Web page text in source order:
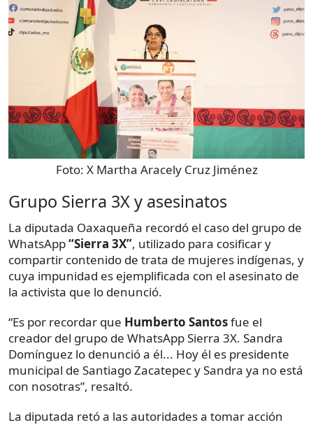
Foto: X Martha Aracely Cruz Jiménez
Grupo Sierra 3X y asesinatos
La diputada Oaxaqueña recordó el caso del grupo de
WhatsApp“Sierra 3X”, utilizado para cosificar y
compartir contenido de trata de mujeres indígenas, y
cuya impunidad es ejemplificada con el asesinato de
la activista que lo denunció.
“Es por recordar que Humberto Santosfue el
creador del grupo de WhatsApp Sierra 3X. Sandra
Domínguez lo denunció a él... Hoy él es presidente
municipal de Santiago Zacatepec y Sandra ya no está
con nosotras”, resaltó.
La diputada retó a las autoridades a tomar acción